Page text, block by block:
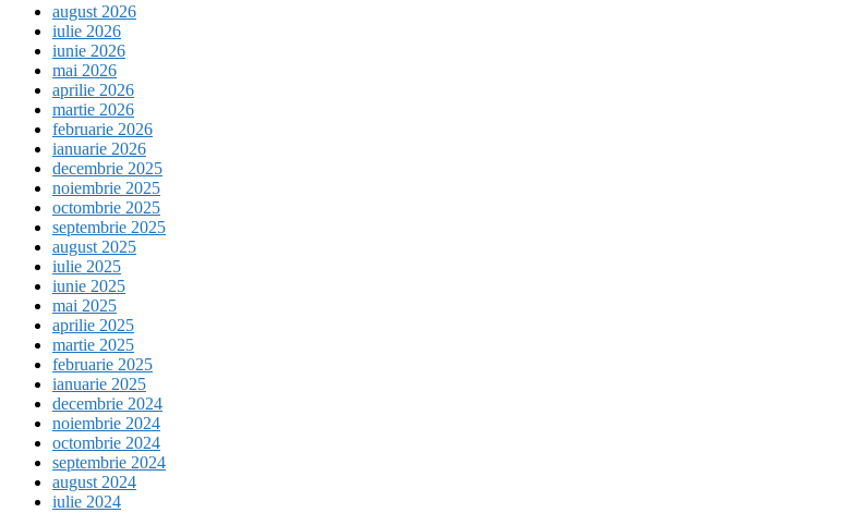
august 2026
iulie 2026
iunie 2026
mai 2026
aprilie 2026
martie 2026
februarie 2026
ianuarie 2026
decembrie 2025
noiembrie 2025
octombrie 2025
septembrie 2025
august 2025
iulie 2025
iunie 2025
mai 2025
aprilie 2025
martie 2025
februarie 2025
ianuarie 2025
decembrie 2024
noiembrie 2024
octombrie 2024
septembrie 2024
august 2024
iulie 2024